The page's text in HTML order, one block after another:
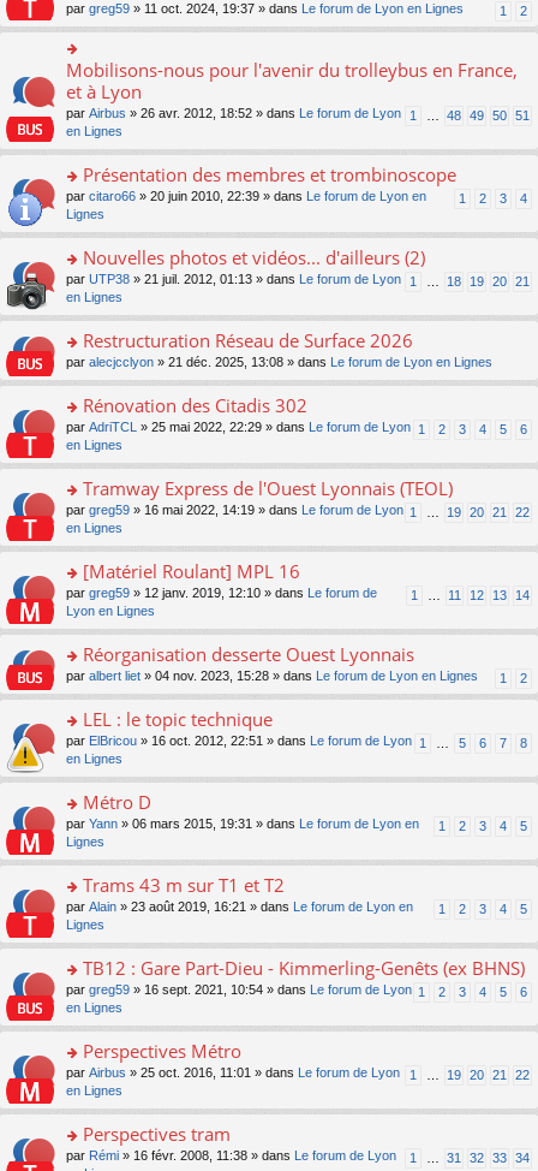
ult
er
le
m
e
s
s
e
n
o
n
lu
pl
s
ré
c
e
1 2
par greg59 » 11 oct. 2024, 19:37 » dans Le forum de Lyon en Lignes
o
n
ult
le
m
e
s
s
g
e
n
o
n
lu
u
s
ré
c
e
Mobilisons-nous pour l'avenir du trolleybus en France,
et à Lyon
1 48 49 50 51
par Airbus » 26 avr. 2012, 18:52 » dans
Le forum de Lyon
en Lignes
o
s
er
le
m
e
s
s
e
n
o
n
lu
pl
ré
c
nt
Présentation des membres et trombinoscope
1 2 3 4
par citaro66 » 20 juin 2010, 22:39 » dans
Le forum de Lyon en
Lignes
o
n
s
er
le
m
e
s
s
e
n
o
n
lu
pl
ré
c
e
Nouvelles photos et vidéos... d'ailleurs (2)
1 18 19 20 21
par UTP38 » 21 juil. 2012, 01:13 » dans
Le forum de Lyon
en Lignes
o
n
ult
er
le
m
e
s
s
e
n
o
n
lu
pl
s
ré
c
e
Restructuration Réseau de Surface 2026
par alecjcclyon » 21 déc. 2025, 13:08 » dans Le forum de Lyon en Lignes
o
n
s
er
le
m
e
s
s
a
n
o
n
lu
pl
ré
c
nt
Rénovation des Citadis 302
1 2 3 4 5 6
par AdriTCL » 25 mai 2022, 22:29 » dans
Le forum de Lyon
en Lignes
o
n
s
er
le
m
e
s
s
e
n
o
n
lu
pl
ré
c
nt
Tramway Express de l'Ouest Lyonnais (TEOL)
1 19 20 21 22
par greg59 » 16 mai 2022, 14:19 » dans
Le forum de Lyon
en Lignes
o
s
er
le
m
e
s
s
e
n
o
n
lu
pl
ré
c
e
nt
[Matériel Roulant] MPL 16
1 11 12 13 14
par greg59 » 12 janv. 2019, 12:10 » dans
Le forum de
Lyon en Lignes
o
n
ult
er
le
m
e
s
s
e
n
o
n
lu
pl
ré
c
e
nt
Réorganisation desserte Ouest Lyonnais
1 2
par albert liet » 04 nov. 2023, 15:28 » dans Le forum de Lyon en Lignes
o
n
s
er
le
m
e
s
s
a
n
o
n
lu
le
u
c
e
LEL : le topic technique
1 5 6 7 8
par ElBricou » 16 oct. 2012, 22:51 » dans
Le forum de Lyon
en Lignes
o
s
er
le
m
e
s
s
a
n
o
n
lu
le
u
Métro D
1 2 3 4 5
par Yann » 06 mars 2015, 19:31 » dans
Le forum de Lyon en
Lignes
o
s
er
le
m
e
s
s
a
n
o
Trams 43 m sur T1 et T2
1 2 3 4 5
par Alain » 23 août 2019, 16:21 » dans
Le forum de Lyon en
Lignes
o
n
s
er
le
m
e
s
s
TB12 : Gare Part-Dieu - Kimmerling-Genêts (ex BHNS)
1 2 3 4 5 6
par greg59 » 16 sept. 2021, 10:54 » dans
Le forum de Lyon
en Lignes
o
n
s
er
le
Perspectives Métro
1 19 20 21 22
par Airbus » 25 oct. 2016, 11:01 » dans
Le forum de Lyon
en Lignes
o
Perspectives tram
1 31 32 33 34
par Rémi » 16 févr. 2008, 11:38 » dans
Le forum de Lyon